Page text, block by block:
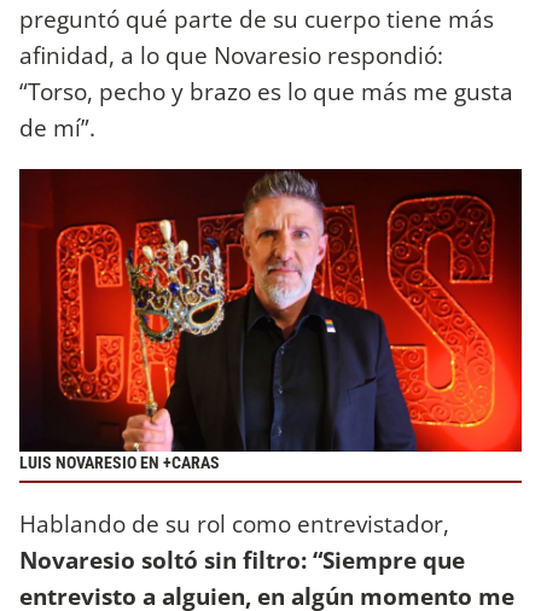
preguntó qué parte de su cuerpo tiene más
afinidad, a lo que Novaresio respondió:
“Torso, pecho y brazo es lo que más me gusta
de mí”.
LUIS NOVARESIO EN +CARAS
Hablando de su rol como entrevistador,
Novaresio soltó sin filtro: “Siempre que
entrevisto a alguien, en algún momento me